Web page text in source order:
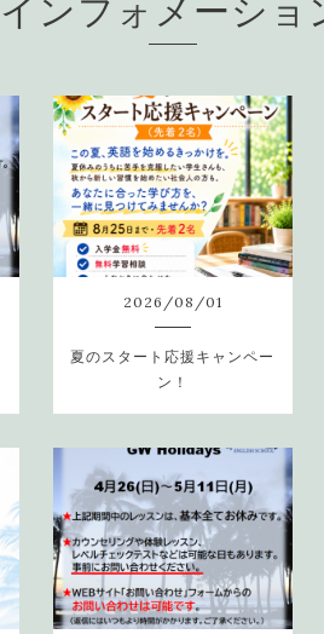
インフォメーショ
2026 /08 /01
夏のスタート応援キャンペー
ン！